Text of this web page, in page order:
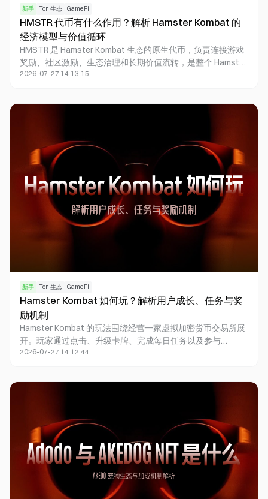
新手 Ton 生态 GameFi
HMSTR 代币有什么作用？解析 Hamster Kombat 的
经济模型与价值循环
HMSTR 是 Hamster Kombat 生态的原生代币，负责连接游戏
奖励、社区激励、生态治理和长期价值流转，是整个 Hamster
Kombat 经济体系的重要组成部分。
2026-07-27 14:13:15
新手 Ton 生态 GameFi
Hamster Kombat 如何玩？解析用户成长、任务与奖
励机制
Hamster Kombat 的玩法围绕经营一家虚拟加密货币交易所展
开。玩家通过点击、升级卡牌、完成每日任务以及参与
Season 活动，不断提升交易所等级和每小时收益，并逐步获
2026-07-27 14:12:44